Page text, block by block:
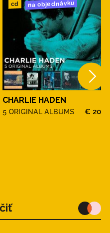
cd na objednávku
CHARLIE HADEN
5 ORIGINAL ALBUMS € 20